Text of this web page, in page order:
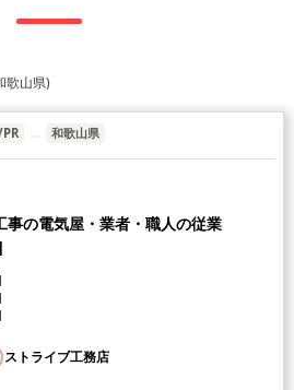
歌山県)
和歌山県
事の電気屋・業者・職人の従業
ストライブ工務店